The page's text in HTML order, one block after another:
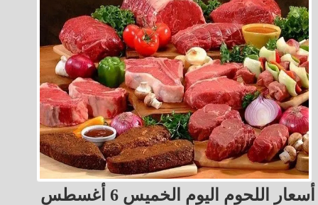
أسعار اللحوم اليوم الخميس 6 أغسطس